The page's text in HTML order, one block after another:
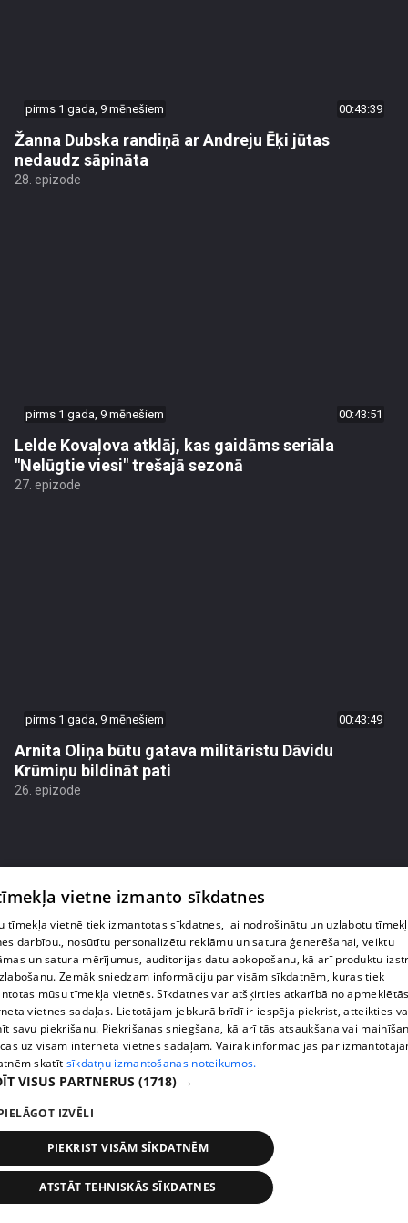
pirms 1 gada, 9 mēnešiem 00:43:39
Žanna Dubska randiņā ar Andreju Ēķi jūtas
nedaudz sāpināta
28. epizode
pirms 1 gada, 9 mēnešiem 00:43:51
Lelde Kovaļova atklāj, kas gaidāms seriāla
"Nelūgtie viesi" trešajā sezonā
27. epizode
pirms 1 gada, 9 mēnešiem 00:43:49
Arnita Oliņa būtu gatava militāristu Dāvidu
Krūmiņu bildināt pati
26. epizode
pirms 1 gada, 9 mēnešiem 00:44:15
Dzejnieces Magones dzīvē uzradies slepens
vīrietis – Misters Lieliskais
vietne izmanto sīkdatnes
tīmekļa vietnē tiek izmantotas sīkdatnes, lai nodrošinātu un uzlabotu
darbību., nosūtītu personalizētu reklāmu un satura ģenerēšanai, veiktu
un satura mērījumus, auditorijas datu apkopošanu, kā arī produktu
Zemāk sniedzam informāciju par visām sīkdatnēm, kuras tiek
mūsu tīmekļa vietnēs. Sīkdatnes var atšķirties atkarībā no
vietnes sadaļas. Lietotājam jebkurā brīdī ir iespēja piekrist, atteikties
savu piekrišanu. Piekrišanas sniegšana, kā arī tās atsaukšana vai
uz visām interneta vietnes sadaļām. Vairāk informācijas par
skatīt sīkdatņu izmantošanas noteikumos.
VISUS PARTNERUS (1718) →
IZVĒLI
PIEKRIST VISĀM SĪKDATNĒM
ATSTĀT TEHNISKĀS SĪKDATNES